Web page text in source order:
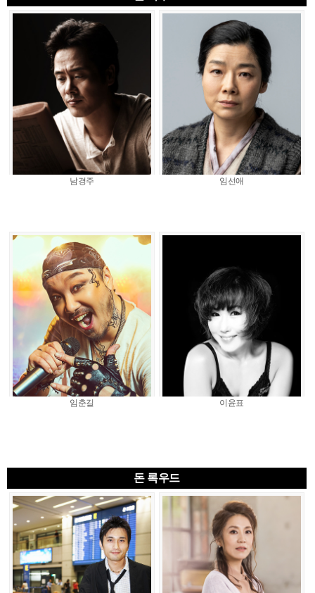
남경주 임선애
임춘길 이윤표
돈 록우드